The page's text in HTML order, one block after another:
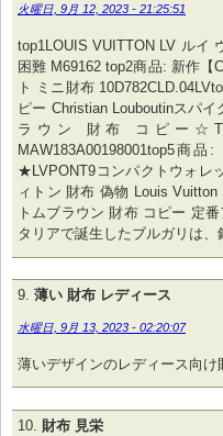
火曜日, 9月 12, 2023 - 21:25:51
top1LOUIS VUITTON LV ルイ
困難 M69162 top2商品: 新作
ト ミニ財布
ピー Christian Louboutinスパ
ラウン 財布 コピー
MAW183A00198001top5商
★LVPONT9コンパクトウォレ
ィトン 財布 偽物 Louis
トムブラウン 財布 コピー 定
タリアで誕生したブルガリは
薄い 財布 レディース
水曜日, 9月 13, 2023 - 02:20:07
薄いデザインのレディース向け
財布 見栄